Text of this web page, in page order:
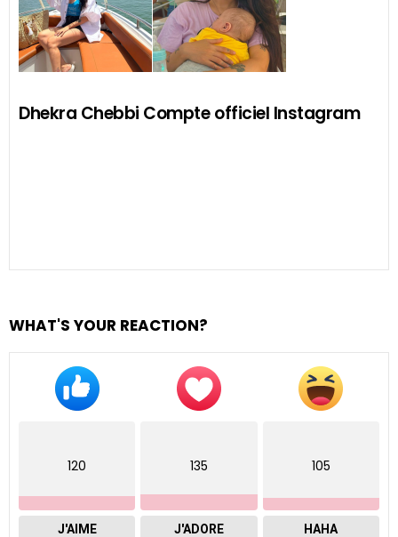
Dhekra Chebbi Compte officiel Instagram
WHAT'S YOUR REACTION?
120
J'AIME
135
J'ADORE
105
HAHA